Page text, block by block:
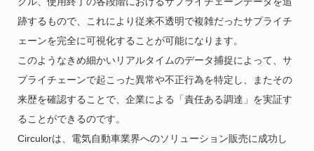
跡するもので、これにより従来不透明で複雑だったサプライチ
ェーンを完全に可視化することが可能になります。
このようなきめ細かいリアルタイムのデータ捕捉によって、サ
プライチェーンで起こった異常や不正行為を特定し、またその
来歴を確認することで、企業による「責任ある調達」を実証す
ることができるのです。
Circulorは、電気自動車業界へのソリューション販売に成功し